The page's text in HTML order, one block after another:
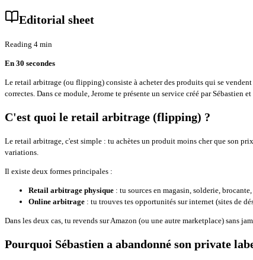
Editorial sheet
Reading 4 min
En 30 secondes
Le retail arbitrage (ou flipping) consiste à acheter des produits qui se
correctes. Dans ce module, Jerome te présente un service créé par Sébastien
C'est quoi le retail arbitrage (flipping) ?
Le retail arbitrage, c'est simple : tu achètes un produit moins cher que son
variations.
Il existe deux formes principales :
Retail arbitrage physique : tu sources en magasin, solderie, brocante,
Online arbitrage : tu trouves tes opportunités sur internet (sites de
Dans les deux cas, tu revends sur Amazon (ou une autre marketplace) sans
Pourquoi Sébastien a abandonné son private